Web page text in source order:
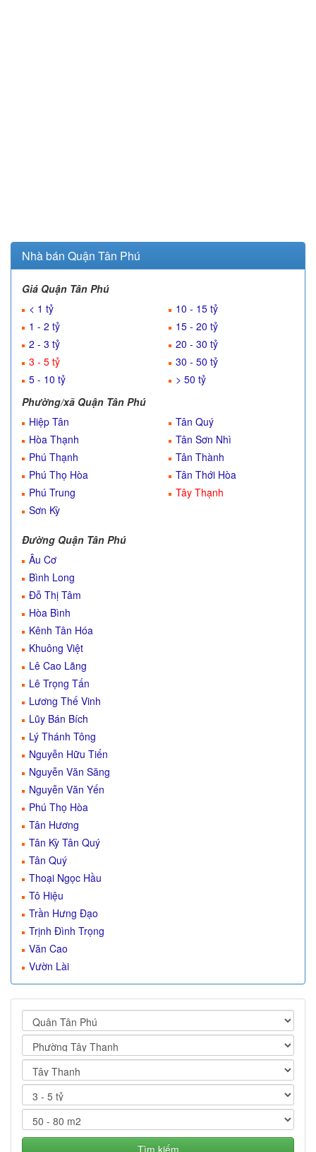
Nhà bán Quận Tân Phú
Giá Quận Tân Phú
< 1 tỷ
1 - 2 tỷ
2 - 3 tỷ
3 - 5 tỷ
5 - 10 tỷ
10 - 15 tỷ
15 - 20 tỷ
20 - 30 tỷ
30 - 50 tỷ
> 50 tỷ
Phường/xã Quận Tân Phú
Hiệp Tân
Hòa Thạnh
Phú Thạnh
Phú Thọ Hòa
Phú Trung
Sơn Kỳ
Tân Quý
Tân Sơn Nhì
Tân Thành
Tân Thới Hòa
Tây Thạnh
Đường Quận Tân Phú
Âu Cơ
Bình Long
Đỗ Thị Tâm
Hòa Bình
Kênh Tân Hóa
Khuông Việt
Lê Cao Lãng
Lê Trọng Tấn
Lương Thế Vinh
Lũy Bán Bích
Lý Thánh Tông
Nguyễn Hữu Tiến
Nguyễn Văn Săng
Nguyễn Văn Yến
Phú Thọ Hòa
Tân Hương
Tân Kỳ Tân Quý
Tân Quý
Thoại Ngọc Hầu
Tô Hiệu
Trần Hưng Đạo
Trịnh Đình Trọng
Văn Cao
Vườn Lài
Tìm kiếm